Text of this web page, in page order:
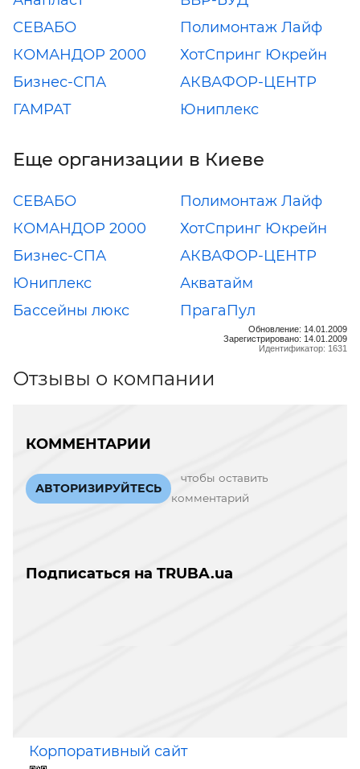
СЕВАБО
Полимонтаж Лайф
КОМАНДОР 2000
ХотСпринг Юкрейн
Бизнес-СПА
АКВАФОР-ЦЕНТР
ГАМРАТ
Юниплекс
Еще организации в Киеве
СЕВАБО
Полимонтаж Лайф
КОМАНДОР 2000
ХотСпринг Юкрейн
Бизнес-СПА
АКВАФОР-ЦЕНТР
Юниплекс
Акватайм
Бассейны люкс
ПрагаПул
Обновление: 14.01.2009
Зарегистрировано: 14.01.2009
Идентификатор: 1631
Отзывы о компании
КОММЕНТАРИИ
АВТОРИЗИРУЙТЕСЬ
чтобы оставить
комментарий
Подписаться на TRUBA.ua
Корпоративный сайт